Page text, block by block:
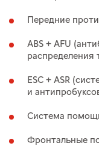
Передние
ABS + AFU
распределения
ESC + ASR
и
Система
Фронтальные